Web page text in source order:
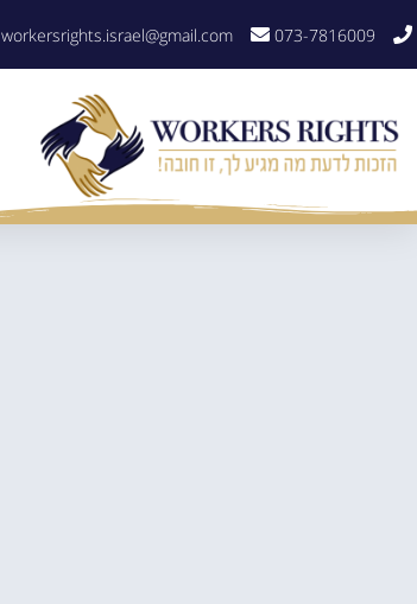
073-7816009
workersrights.israel@gmail.com